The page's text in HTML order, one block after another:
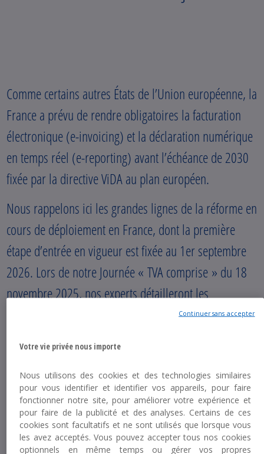
Comme certains autres États de l’Union européenne, la
France a prévu de rendre obligatoires la facturation
électronique (e-invoicing) et la déclaration numérique
en temps réel (e-reporting) avant l’échéance de 2030
fixée par la directive ViDA au plan européen.
Nous rappelons ici les grandes lignes de la réforme en
cours de déploiement en France, dont la première
étape d’entrée en vigueur est fixée au 1er septembre
2026. Lors de notre Journée « TVA comprise » du 18
novembre 2025, nos experts détailleront les
implications pratiques de cette importante réforme à
maintenant.
Publié le 10 Octobre 2025
Votre vie privée nous importe
Nous utilisons des cookies et des technologies similaires
pour vous identifier et identifier vos appareils, pour faire
fonctionner notre site, pour améliorer votre expérience et
pour faire de la publicité et des analyses. Certains de ces
cookies sont facultatifs et ne sont utilisés que lorsque vous
les avez acceptés. Vous pouvez accepter tous nos cookies
optionnels en même temps ou gérer vos propres
Continuer sans accepter